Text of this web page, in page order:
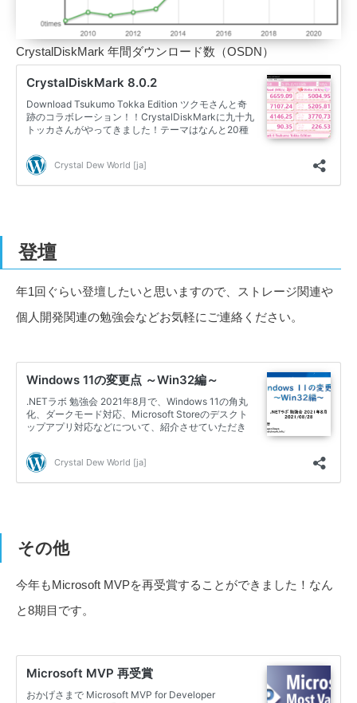
CrystalDiskMark 年間ダウンロード数（OSDN）
登壇
年1回ぐらい登壇したいと思いますので、ストレージ関連や
個人開発関連の勉強会などお気軽にご連絡ください。
その他
今年もMicrosoft MVPを再受賞することができました！なん
と8期目です。